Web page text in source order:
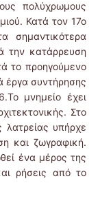
πολύχρωμους
Κατά τον 17ο
σημαντικότερα
την κατάρρευση
το προηγούμενο
έργα συντήρησης
μνημείο έχει
Στο
λατρείας υπήρχε
και ζωγραφική.
ένα μέρος της
ρήσεις από το